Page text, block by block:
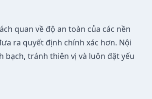
quan về độ an toàn của các nền
ra quyết định chính xác hơn. Nội
bạch, tránh thiên vị và luôn đặt yếu